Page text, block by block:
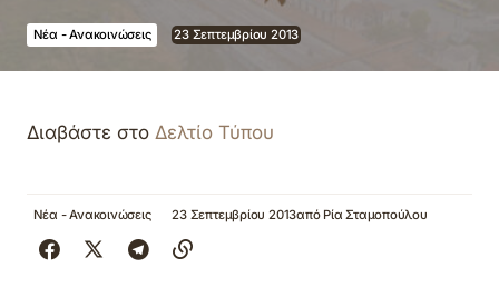
Νέα - Ανακοινώσεις 23 Σεπτεμβρίου 2013
Διαβάστε στο Δελτίο Τύπου
Νέα - Ανακοινώσεις 23 Σεπτεμβρίου 2013από Ρία Σταμοπούλου